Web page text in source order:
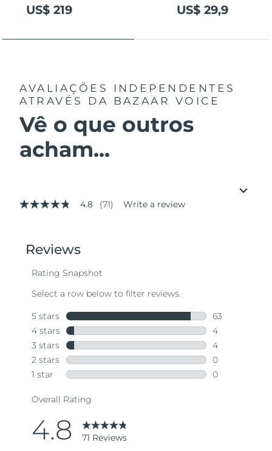
US$ 219 US$ 29,9
AVALIAÇÕES INDEPENDENTES
ATRAVÉS DA BAZAAR VOICE
Vê o que outros
acham...
4.8
stars,
average
value.
Same
page
link.
4.8 (71) Write a review